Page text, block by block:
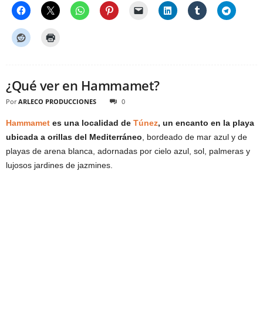
¿Qué ver en Hammamet?
Por ARLECO PRODUCCIONES 0
Hammamet es una localidad de Túnez, un encanto en la playa
ubicada a orillas del Mediterráneo , bordeado de mar azul y de
playas de arena blanca, adornadas por cielo azul, sol, palmeras y
lujosos jardines de jazmines.